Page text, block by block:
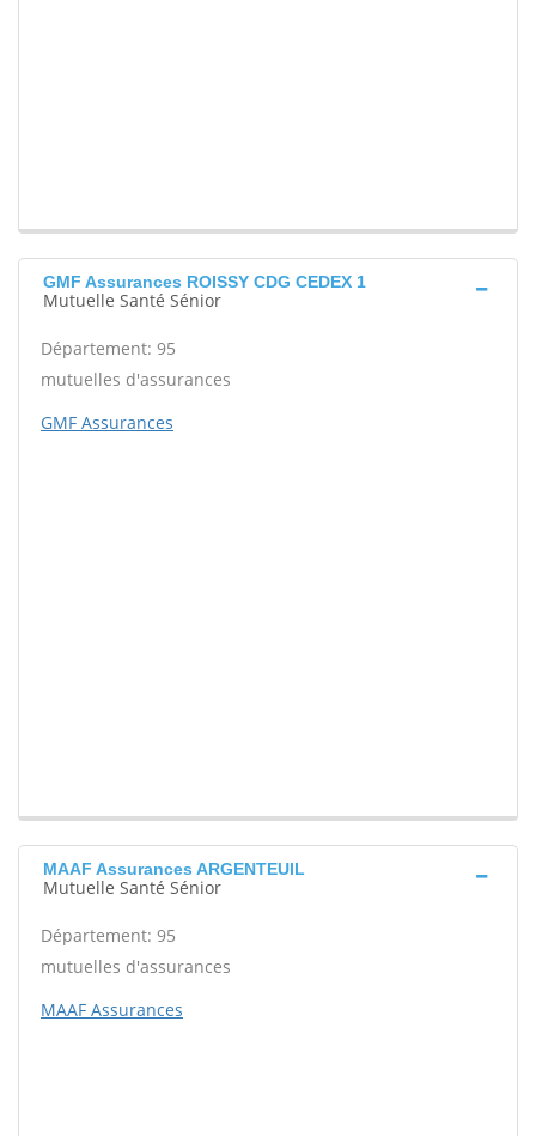
GMF Assurances ROISSY CDG CEDEX 1
Mutuelle Santé Sénior
Département: 95
mutuelles d'assurances
GMF Assurances
MAAF Assurances ARGENTEUIL
Mutuelle Santé Sénior
Département: 95
mutuelles d'assurances
MAAF Assurances